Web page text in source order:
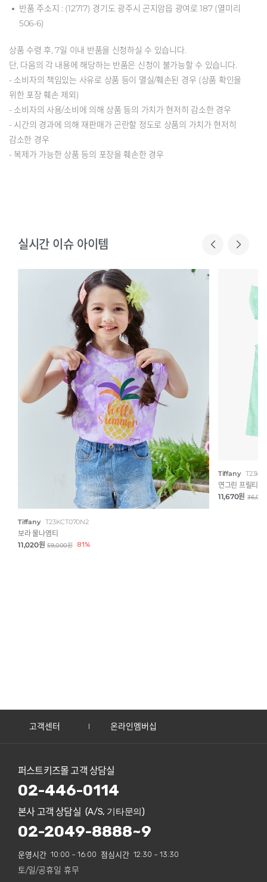
반품 주소지 : (12717) 경기도 광주시 곤지암읍 광여로 187 (열미리
506-6)
상품 수령 후, 7일 이내 반품을 신청하실 수 있습니다.
단, 다음의 각 내용에 해당하는 반품은 신청이 불가능할 수 있습니다.
- 소비자의 책임있는 사유로 상품 등이 멸실/훼손된 경우 (상품 확인을
위한 포장 훼손 제외)
- 소비자의 사용/소비에 의해 상품 등의 가치가 현저히 감소한 경우
- 시간의 경과에 의해 재판매가 곤란할 정도로 상품의 가치가 현저히
감소한 경우
- 복제가 가능한 상품 등의 포장을 훼손한 경우
실시간 이슈 아이템
Tiffany T23KCT070N2
보라 물나염티
11,020원 59,000원 81%
Tiffany
연그린 프릴티
11,670원
고객센터 온라인멤버십
퍼스트키즈몰 고객 상담실
02-446-0114
본사 고객 상담실 (A/S, 기타문의)
02-2049-8888~9
운영시간 10:00 ~ 16:00 점심시간 12:30 ~ 13:30
토/일/공휴일 휴무